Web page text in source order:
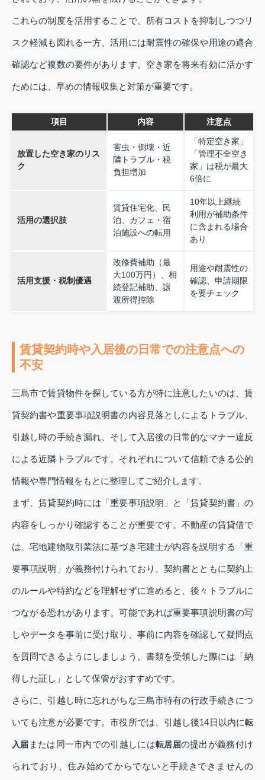
これらの制度を活用することで、所有コストを抑制しつつリ
スク軽減も図れる一方、活用には耐震性の確保や用途の適合
確認など複数の要件があります。空き家を将来有効に活かす
ためには、早めの情報収集と対策が重要です。
項目 内容 注意点
放置した空き家のリス
ク
害虫・倒壊・近
隣トラブル・税
負担増加
「特定空き家」
「管理不全空き
家」は税が最大
6倍に
活用の選択肢
賃貸住宅化、民
泊、カフェ・宿
泊施設への転用
10年以上継続
利用が補助条件
に含まれる場合
あり
活用支援・税制優遇
改修費補助（最
大100万円）、相
続登記補助、譲
渡所得控除
用途や耐震性の
確認、申請期限
を要チェック
賃貸契約時や入居後の日常での注意点への
不安
三島市で賃貸物件を探している方が特に注意したいのは、賃
貸契約書や重要事項説明書の内容見落としによるトラブル、
引越し時の手続き漏れ、そして入居後の日常的なマナー違反
による近隣トラブルです。それぞれについて信頼できる公的
情報や専門情報をもとに整理してご紹介します。
まず、賃貸契約時には「重要事項説明」と「賃貸契約書」の
内容をしっかり確認することが重要です。不動産の賃貸借で
は、宅地建物取引業法に基づき宅建士が内容を説明する「重
要事項説明」が義務付けられており、契約書とともに契約上
のルールや特約などを理解せずに進めると、後々トラブルに
つながる恐れがあります。可能であれば重要事項説明書の写
しやデータを事前に受け取り、事前に内容を確認して疑問点
を質問できるようにしましょう。書類を受領した際には「納
得した証し」として保管がおすすめです。
さらに、引越し時に忘れがちな三島市特有の行政手続きにつ
いても注意が必要です。市役所では、引越し後14日以内に転
入届 または同一市内での引越しには転居届の提出が義務付け
られており、住み始めてからでないと手続きできませんの